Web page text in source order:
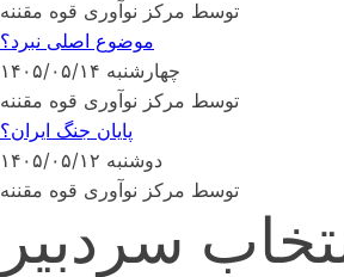
توسط مرکز نوآوری قوه مقننه
موضوع اصلی نبرد؟
چهارشنبه ۱۴۰۵/۰۵/۱۴
توسط مرکز نوآوری قوه مقننه
پایان جنگ ایران؟
دوشنبه ۱۴۰۵/۰۵/۱۲
توسط مرکز نوآوری قوه مقننه
سردبیر